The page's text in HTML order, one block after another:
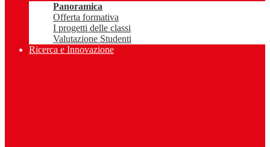
Panoramica
Offerta formativa
I progetti delle classi
Valutazione Studenti
Ricerca e Innovazione